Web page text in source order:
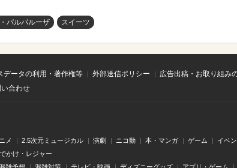
パルパルーザ スイーツ
データの利用・著作権等 外部送信ポリシー
広告出稿・お取り組み
合わせ
メ 2.5次元ミュージカル 演劇 ニコ動 本・マンガ ゲーム イベ
かけ・レジャー